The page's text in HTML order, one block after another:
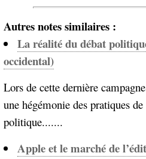
Autres notes similaires :
La réalité du débat
occidental)
Lors de cette dernière
une hégémonie des pratiques
politique.......
Apple et le marché de